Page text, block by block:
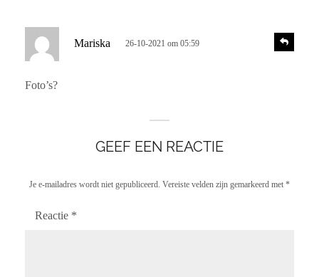
Mariska
f
26-10-2021 om 05:59
Foto’s?
e
GEEF EEN REACTIE
Je e-mailadres wordt niet gepubliceerd. Vereiste velden zijn gemarkeerd met *
Reactie *